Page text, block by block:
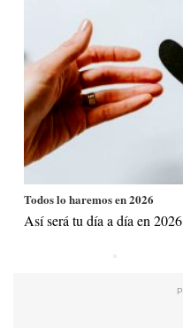
Todos lo haremos en 2026
Así será tu día a día en 2026